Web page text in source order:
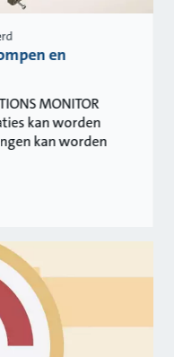
en
MONITOR
kan worden
kan worden